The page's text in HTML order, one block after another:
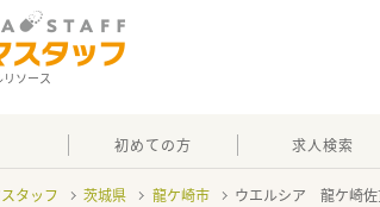
ソース
初めての方 求人検索
タッフ 茨城県 龍ケ崎市 ウエルシア 龍ケ崎佐